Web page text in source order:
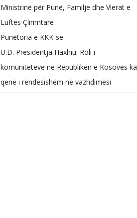
Ministrinë për Punë, Familje dhe Vlerat e
Luftës Çlirimtare
Punëtoria e KKK-së
U.D. Presidentja Haxhiu: Roli i
komuniteteve në Republikën e Kosovës ka
qenë i rëndësishëm në vazhdimësi